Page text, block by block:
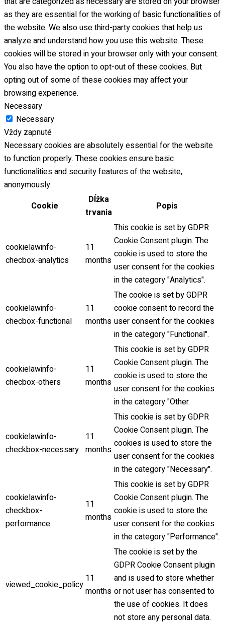
as they are essential for the working of basic functionalities of
the website. We also use third-party cookies that help us
analyze and understand how you use this website. These
cookies will be stored in your browser only with your consent.
You also have the option to opt-out of these cookies. But
opting out of some of these cookies may affect your
browsing experience.
Necessary
Necessary
Vždy zapnuté
Necessary cookies are absolutely essential for the website
to function properly. These cookies ensure basic
functionalities and security features of the website,
anonymously.
Cookie
Dĺžka
trvania
Popis
cookielawinfo-
checbox-analytics
11
months
This cookie is set by GDPR
Cookie Consent plugin. The
cookie is used to store the
user consent for the cookies
in the category "Analytics".
cookielawinfo-
checbox-functional
11
months
The cookie is set by GDPR
cookie consent to record the
user consent for the cookies
in the category "Functional".
cookielawinfo-
checbox-others
11
months
This cookie is set by GDPR
Cookie Consent plugin. The
cookie is used to store the
user consent for the cookies
in the category "Other.
cookielawinfo-
checkbox-necessary
11
months
This cookie is set by GDPR
Cookie Consent plugin. The
cookies is used to store the
user consent for the cookies
in the category "Necessary".
cookielawinfo-
checkbox-
performance
11
months
This cookie is set by GDPR
Cookie Consent plugin. The
cookie is used to store the
user consent for the cookies
in the category "Performance".
viewed_cookie_policy
11
months
The cookie is set by the
GDPR Cookie Consent plugin
and is used to store whether
or not user has consented to
the use of cookies. It does
not store any personal data.